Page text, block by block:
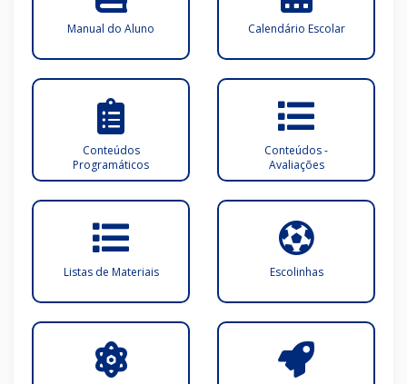
Manual do Aluno Calendário Escolar
Conteúdos
Programáticos
Conteúdos -
Avaliações
Listas de Materiais Escolinhas